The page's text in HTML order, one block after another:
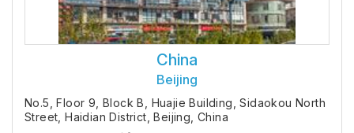
China
Beijing
No.5, Floor 9, Block B, Huajie Building, Sidaokou North
Street, Haidian District, Beijing, China